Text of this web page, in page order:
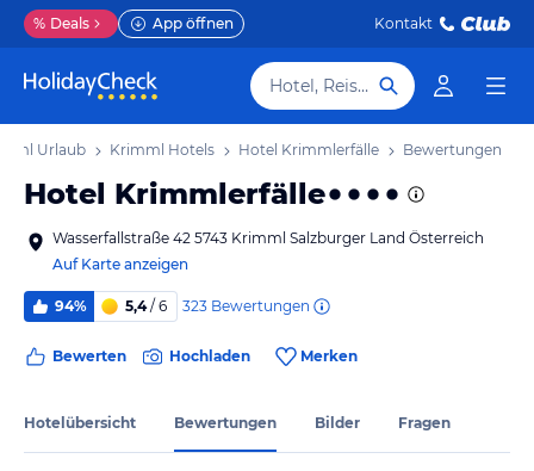
% Deals App öffnen Kontakt
Hotel, Reiseziel
Urlaub Krimml Hotels Hotel Krimmlerfälle Bewertungen
Hotel Krimmlerfälle
Wasserfallstraße 42 5743 Krimml Salzburger Land Österreich
Auf Karte anzeigen
94% 5,4/ 6 323 Bewertungen
Bewerten Hochladen Merken
Hotelübersicht Bewertungen Bilder Fragen